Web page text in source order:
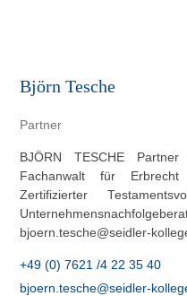
Björn Tesche
Partner
BJÖRN TESCHE Partner
Fachanwalt für
Zertifizierter
bjoern.tesche@seidler-
+49 (0) 7621 /4 22 35 40
bjoern.tesche@seidler-